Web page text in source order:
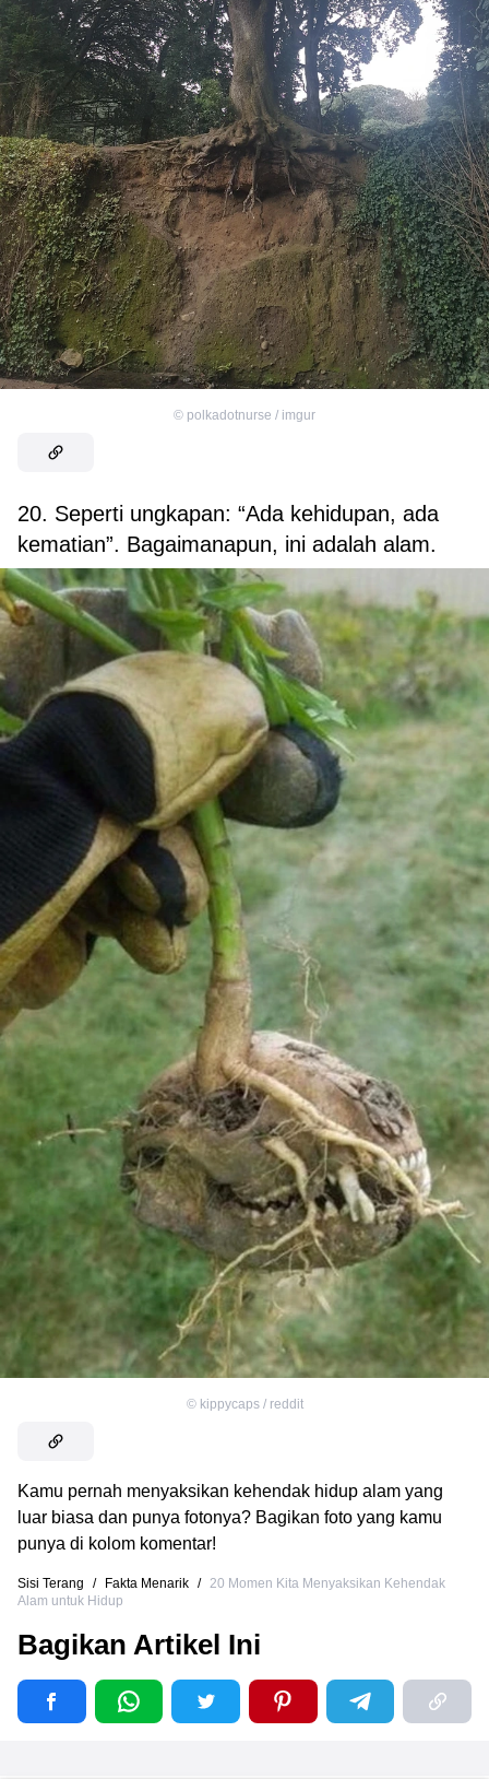
© polkadotnurse / imgur
20. Seperti ungkapan: “Ada kehidupan, ada
kematian”. Bagaimanapun, ini adalah alam.
© kippycaps / reddit
Kamu pernah menyaksikan kehendak hidup alam yang
luar biasa dan punya fotonya? Bagikan foto yang kamu
punya di kolom komentar!
Sisi Terang / Fakta Menarik / 20 Momen Kita Menyaksikan Kehendak
Alam untuk Hidup
Bagikan Artikel Ini